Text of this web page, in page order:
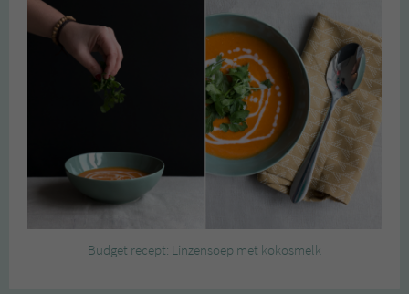
Budget recept: Linzensoep met kokosmelk